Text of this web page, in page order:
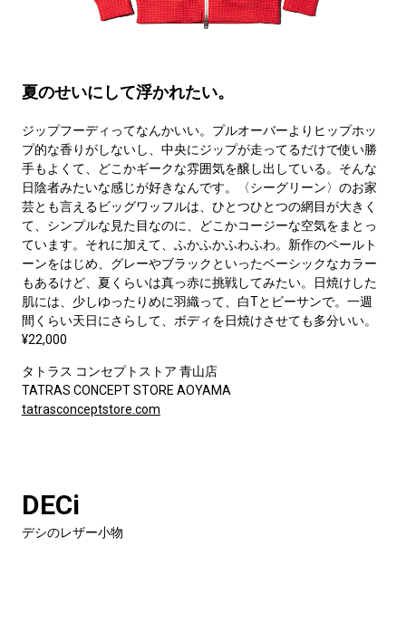
夏のせいにして浮かれたい。
ジップフーディってなんかいい。プルオーバーよりヒップホッ
プ的な香りがしないし、中央にジップが走ってるだけで使い勝
手もよくて、どこかギークな雰囲気を醸し出している。そんな
日陰者みたいな感じが好きなんです。〈シーグリーン〉のお家
芸とも言えるビッグワッフルは、ひとつひとつの網目が大きく
て、シンプルな見た目なのに、どこかコージーな空気をまとっ
ています。それに加えて、ふかふかふわふわ。新作のペールト
ーンをはじめ、グレーやブラックといったベーシックなカラー
もあるけど、夏くらいは真っ赤に挑戦してみたい。日焼けした
肌には、少しゆったりめに羽織って、白Tとビーサンで。一週
間くらい天日にさらして、ボディを日焼けさせても多分いい。
¥22,000
タトラス コンセプトストア 青山店
TATRAS CONCEPT STORE AOYAMA
tatrasconceptstore.com
DECi
デシのレザー小物